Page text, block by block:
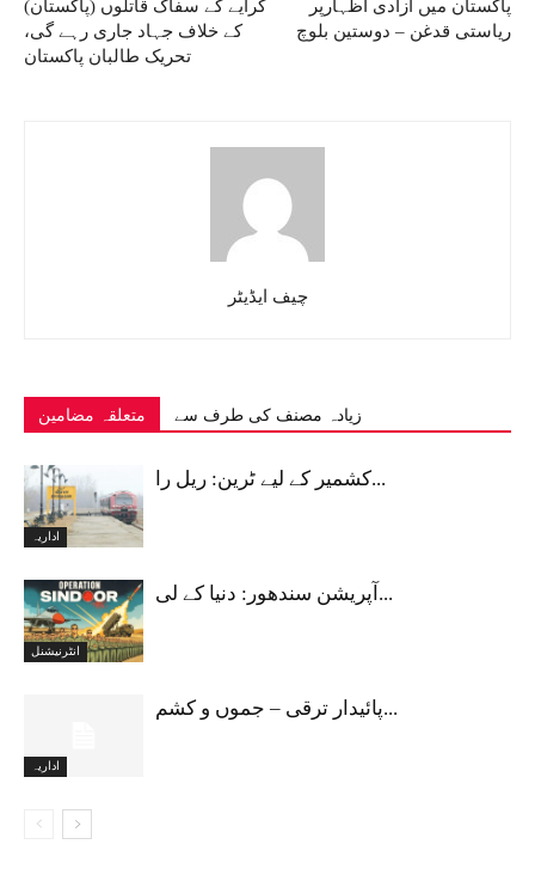
کرایے کے سفاک قاتلوں (پاکستان)
کے خلاف جہاد جاری رہے گی،
تحریک طالبان پاکستان
پاکستان میں آزادی اظہارپر
ریاستی قدغن – دوستین بلوچ
چیف ایڈیٹر
متعلقہ مضامین زیادہ مصنف کی طرف سے
اداریہ
کشمیر کے لیے ٹرین: ریل را...
انٹرنیشنل
آپریشن سندھور: دنیا کے لی...
اداریہ
پائیدار ترقی – جموں و کشم...